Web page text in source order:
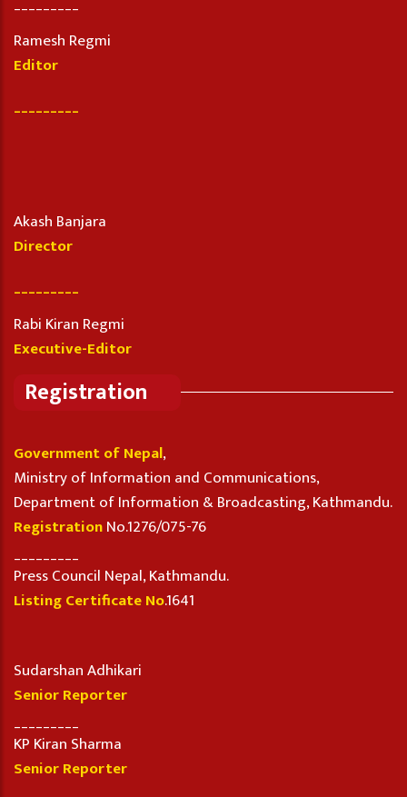
Ramesh Regmi
Editor
_________
Akash Banjara
Director
_________
Rabi Kiran Regmi
Executive-Editor
Registration
Government of Nepal,
Ministry of Information and Communications,
Department of Information & Broadcasting, Kathmandu.
RegistrationNo.1276/075-76
Press Council Nepal, Kathmandu.
Listing Certificate No.1641
Sudarshan Adhikari
Senior Reporter
KP Kiran Sharma
Senior Reporter